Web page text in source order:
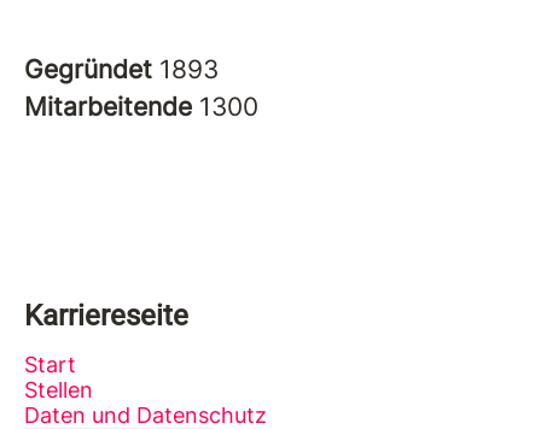
Gegründet 1893
Mitarbeitende 1300
Karriereseite
Start
Stellen
Daten und Datenschutz